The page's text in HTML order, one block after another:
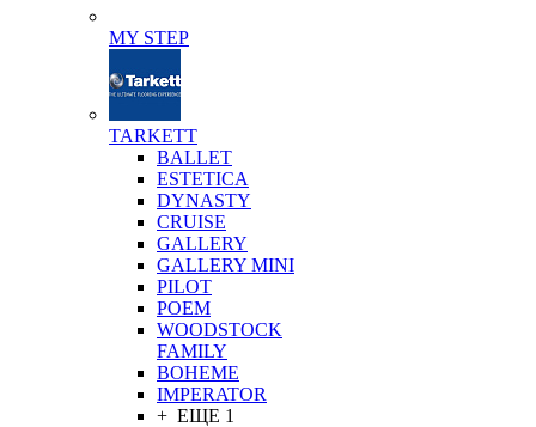
MY STEP
TARKETT
BALLET
ESTETICA
DYNASTY
CRUISE
GALLERY
GALLERY MINI
PILOT
POEM
WOODSTOCK
FAMILY
BOHEME
IMPERATOR
+ ЕЩЕ 1